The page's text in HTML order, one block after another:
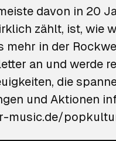
davon in 20
zählt, ist, wie
mehr in der
an und werde
die
und Aktionen